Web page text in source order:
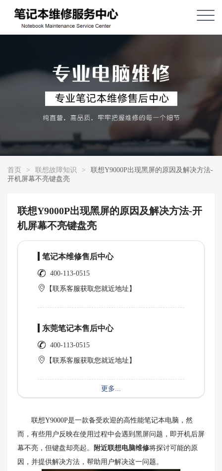
首页 > 联想故障知识 >
联想Y9000P出现黑屏的原因及解决方法-
开机屏幕不亮键盘亮
联想Y9000P出现黑屏的原因及解决方法-开
机屏幕不亮键盘亮
笔记本维修售后中心
400-113-0515
【联系客服获取您就近地址】
东莞笔记本售后中心
400-113-0515
【联系客服获取您就近地址】
更多...
联想Y9000P是一款备受欢迎的高性能笔记本电脑，然
而，有些用户反映在使用过程中会遇到黑屏问题，即开机后屏
幕不亮，但键盘却亮起。
附近联想电脑维修将探讨可能的原
因，并提供解决方法，帮助用户解决这一问题。